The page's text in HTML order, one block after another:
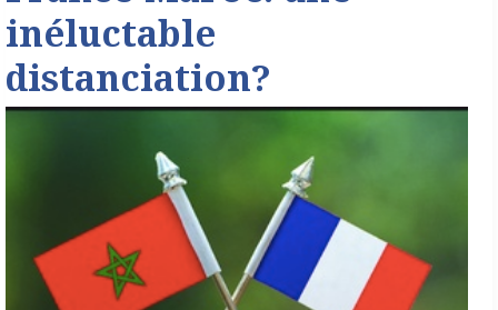
inéluctable
distanciation?